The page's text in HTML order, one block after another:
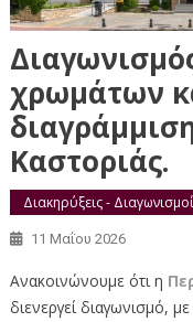
χρωμάτων
Καστοριάς.
Διακηρύξεις - Διαγωνισμοί
11 Μαΐου 2026
Ανακοινώνουμε ότι η
διενεργεί διαγωνισμό,